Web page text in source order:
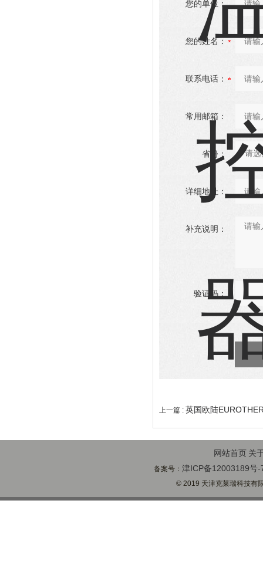
您的单位：
您的姓名：
联系电话：
常用邮箱：
省份：
详细地址：
补充说明：
验证码：
上一篇 : 英国欧陆
网站首页 关
备案号：津ICP备12003189号-
© 2019 天津克莱瑞科技有